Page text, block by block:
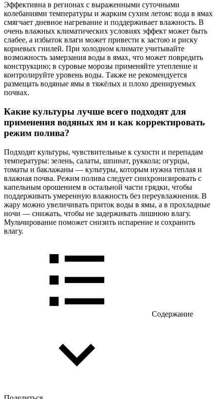
Эффективна в регионах с выраженными суточными
колебаниями температуры и жарким сухим летом: вода в ямах
смягчает дневное нагревание и поддерживает влажность. В
очень влажных климатических условиях эффект может быть
слабее, а избыток влаги может привести к застою и риску
корневых гнилей. При холодном климате учитывайте
возможность замерзания воды в ямах, что может повредить
конструкцию; в суровые морозы применяйте утепление и
контролируйте уровень воды. Также не рекомендуется
размещать водяные ямы в тяжёлых и плохо дренируемых
почвах.
Какие культуры лучше всего подходят для
применения водяных ям и как корректировать
режим полива?
Подходят культуры, чувствительные к сухости и перепадам
температуры: зелень, салаты, шпинат, руккола; огурцы,
томаты и баклажаны — культуры, которым нужна теплая и
влажная почва. Режим полива следует синхронизировать с
капельным орошением в остальной части грядки, чтобы
поддерживать умеренную влажность без переувлажнения. В
жару можно увеличивать приток воды в ямы, а в прохладные
ночи — снижать, чтобы не задерживать лишнюю влагу.
Мульчирование поможет снизить испарение и сохранить
влагу.
Содержание